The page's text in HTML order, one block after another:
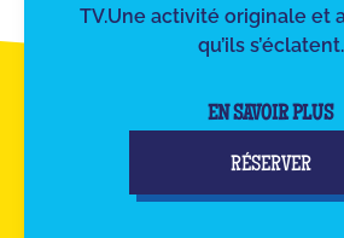
TV.Une activité originale et
qu’ils s’éclatent.
EN SAVOIR PLUS
RÉSERVER